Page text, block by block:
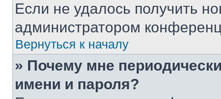
Если не удалось получить
администратором
Вернуться к началу
» Почему мне
имени и пароля?